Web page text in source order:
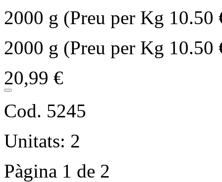
2000 g (Preu per Kg 10.50
2000 g (Preu per Kg 10.50
20,99 €
Cod. 5245
Unitats: 2
Pàgina 1 de 2